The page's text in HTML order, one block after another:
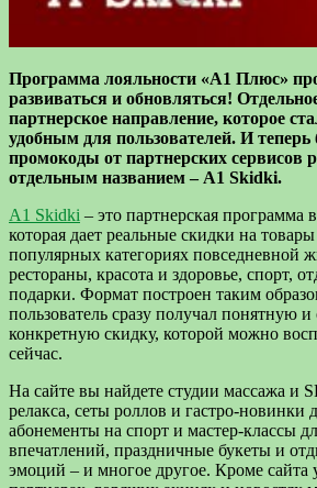
Программа лояльности «A1 Плюс»
развиваться и обновляться!
партнерское направление, которое
удобным для пользователей. И теперь
промокоды от партнерских сервисов
отдельным названием – A1 Skidki.
A1 Skidki – это партнерская
которая дает реальные скидки на
популярных категориях повседневной
рестораны, красота и здоровье, спорт,
подарки. Формат построен таким
пользователь сразу получал понятную
конкретную скидку, которой можно
сейчас.
На сайте вы найдете студии массажа и
релакса, сеты роллов и гастро-новинки
абонементы на спорт и мастер-классы
впечатлений, праздничные букеты и
эмоций – и многое другое. Кроме сайта